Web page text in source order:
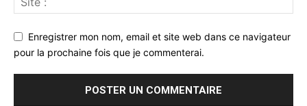
Enregistrer mon nom, email et site web dans ce navigateur
pour la prochaine fois que je commenterai.